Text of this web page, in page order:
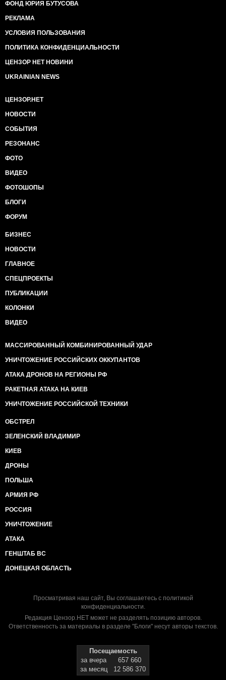
ФОНД ЮРИЯ БУТУСОВА
РЕКЛАМА
УСЛОВИЯ ПОЛЬЗОВАНИЯ
ПОЛИТИКА КОНФИДЕНЦИАЛЬНОСТИ
ЦЕНЗОР НЕТ НОВИНИ
UKRAINIAN NEWS
ЦЕНЗОР.НЕТ
НОВОСТИ
СОБЫТИЯ
РЕЗОНАНС
ФОТО
ВИДЕО
ФОТОШОПЫ
БЛОГИ
ФОРУМ
БИЗНЕС
НОВОСТИ
ГЛАВНОЕ
СПЕЦПРОЕКТЫ
ПУБЛИКАЦИИ
КОЛОНКИ
ВИДЕО
МАССИРОВАННЫЙ КОМБИНИРОВАННЫЙ УДАР
УНИЧТОЖЕНИЕ РОССИЙСКИХ ОККУПАНТОВ
АТАКА ДРОНОВ НА РЕГИОНЫ РФ
РАКЕТНАЯ АТАКА НА КИЕВ
УНИЧТОЖЕНИЕ РОССИЙСКОЙ ТЕХНИКИ
ОБСТРЕЛ
ЗЕЛЕНСКИЙ ВЛАДИМИР
КИЕВ
ДРОНЫ
ПОЛЬША
АРМИЯ РФ
РОССИЯ
УНИЧТОЖЕНИЕ
АТАКА
ГЕНШТАБ ВС
ДОНЕЦКАЯ ОБЛАСТЬ
Просматривая наш сайт, Вы соглашаетесь с политикой
конфиденциальности.
Редакция Цензор.НЕТ может не разделять позицию авторов.
Ответственность за материалы в разделе "Блоги" несут авторы текстов.
Посещаемость
за вчера
657 660
за месяц
12 586 370